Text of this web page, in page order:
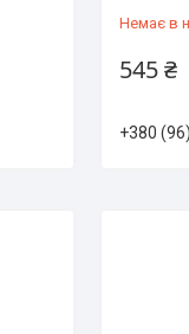
Немає в
545 ₴
+380